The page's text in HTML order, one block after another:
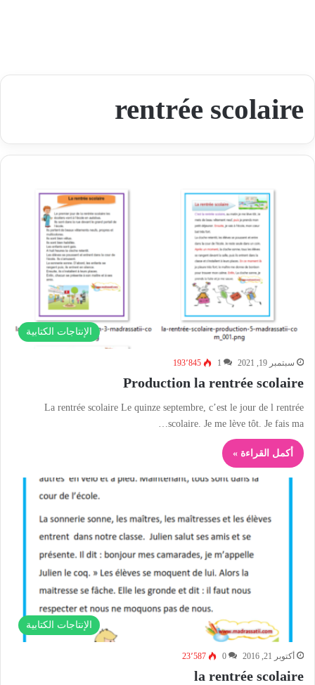
rentrée scolaire
الإنتاجات الكتابية
سبتمبر 19, 2021 1 193٬845
Production la rentrée scolaire
La rentrée scolaire Le quinze septembre, c’est le jour de l rentrée
scolaire. Je me lève tôt. Je fais ma…
أكمل القراءة »
الإنتاجات الكتابية
أكتوبر 21, 2016 0 23٬587
la rentrée scolaire